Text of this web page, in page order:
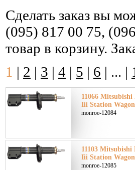
Сделать заказ вы
(095) 817 00 75,
товар в корзину.
1 | 2 | 3 | 4 | 5 | 6 | ... |
11066
Iii Station
monroe-12084
11103
Iii Station
monroe-12085